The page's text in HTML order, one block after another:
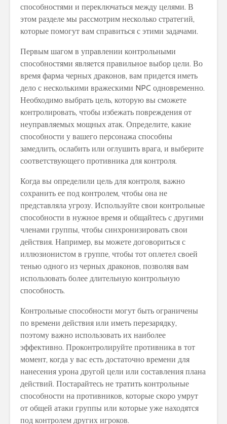
способностями и переключаться между целями. В
этом разделе мы рассмотрим несколько стратегий,
которые помогут вам справиться с этими задачами.
Первым шагом в управлении контрольными
способностями является правильное выбор цели. Во
время фарма черных драконов, вам придется иметь
дело с несколькими вражескими NPC одновременно.
Необходимо выбрать цель, которую вы сможете
контролировать, чтобы избежать повреждения от
неуправляемых мощных атак. Определите, какие
способности у вашего персонажа способны
замедлить, ослабить или оглушить врага, и выберите
соответствующего противника для контроля.
Когда вы определили цель для контроля, важно
сохранить ее под контролем, чтобы она не
представляла угрозу. Используйте свои контрольные
способности в нужное время и общайтесь с другими
членами группы, чтобы синхронизировать свои
действия. Например, вы можете договориться с
иллюзионистом в группе, чтобы тот оплетел своей
тенью одного из черных драконов, позволяя вам
использовать более длительную контрольную
способность.
Контрольные способности могут быть ограничены
по времени действия или иметь перезарядку,
поэтому важно использовать их наиболее
эффективно. Проконтролируйте противника в тот
момент, когда у вас есть достаточно времени для
нанесения урона другой цели или составления плана
действий. Постарайтесь не тратить контрольные
способности на противников, которые скоро умрут
от общей атаки группы или которые уже находятся
под контролем других игроков.